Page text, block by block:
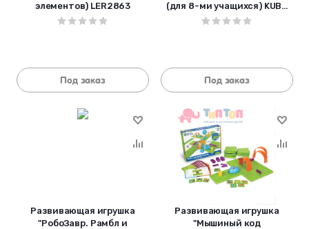
элементов) LER2863
Под заказ
(для 8-ми учащихся) KUBO
ROBOTICS 4-10101
Под заказ
Развивающая игрушка
"РобоЗавр. Рамбл и
Развивающая игрушка
"Мышиный код